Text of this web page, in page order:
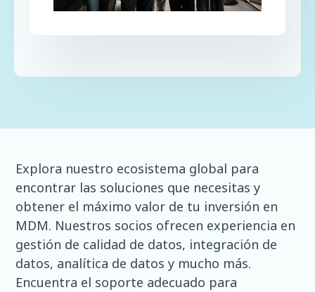
Explora nuestro ecosistema global para
encontrar las soluciones que necesitas y
obtener el máximo valor de tu inversión en
MDM. Nuestros socios ofrecen experiencia en
gestión de calidad de datos, integración de
datos, analítica de datos y mucho más.
Encuentra el soporte adecuado para